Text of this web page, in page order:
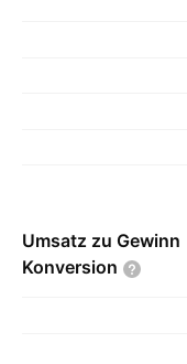
Umsatz zu Gewinn
Konversion